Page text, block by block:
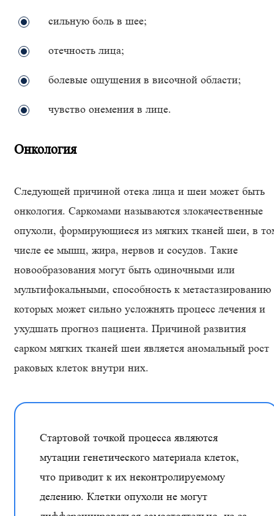
сильную боль в шее;
отечность лица;
болевые ощущения в височной области;
чувство онемения в лице.
Онкология
Следующей причиной отека лица и шеи может быть
онкология. Саркомами называются злокачественные
опухоли, формирующиеся из мягких тканей шеи, в
числе ее мышц, жира, нервов и сосудов. Такие
новообразования могут быть одиночными или
мультифокальными, способность к метастазированию
которых может сильно усложнять процесс лечения и
ухудшать прогноз пациента. Причиной развития
сарком мягких тканей шеи является аномальный рост
раковых клеток внутри них.
Стартовой точкой процесса являются
мутации генетического материала клеток,
что приводит к их неконтролируемому
делению. Клетки опухоли не могут